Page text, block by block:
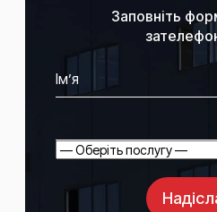
Заповніть